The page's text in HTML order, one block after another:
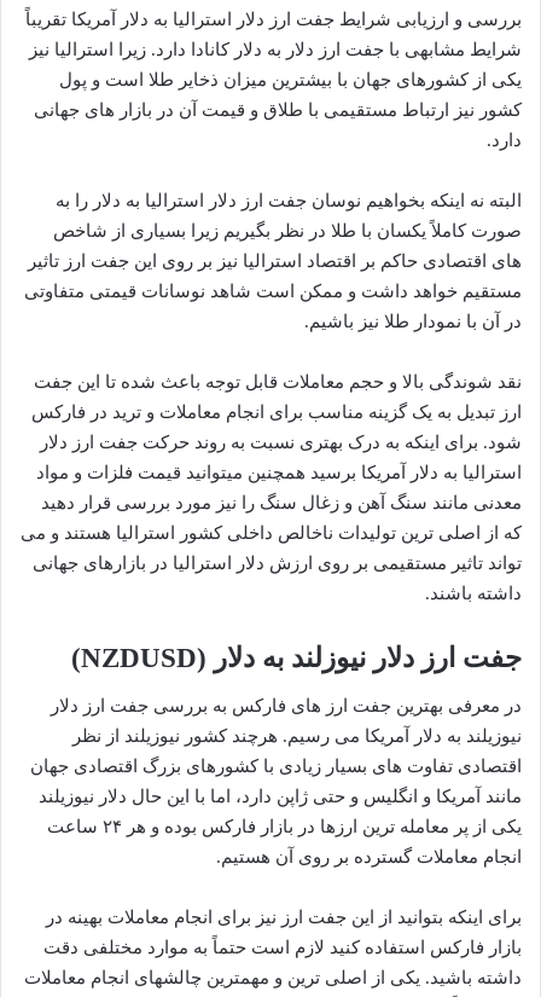
بررسی و ارزیابی شرایط جفت ارز دلار استرالیا به دلار آمریکا تقریباً
شرایط مشابهی با جفت ارز دلار به دلار کانادا دارد. زیرا استرالیا نیز
یکی از کشورهای جهان با بیشترین میزان ذخایر طلا است و پول
کشور نیز ارتباط مستقیمی با طلاق و قیمت آن در بازار های جهانی
دارد.
البته نه اینکه بخواهیم نوسان جفت ارز دلار استرالیا به دلار را به
صورت کاملاً یکسان با طلا در نظر بگیریم زیرا بسیاری از شاخص
های اقتصادی حاکم بر اقتصاد استرالیا نیز بر روی این جفت ارز تاثیر
مستقیم خواهد داشت و ممکن است شاهد نوسانات قیمتی متفاوتی
در آن با نمودار طلا نیز باشیم.
نقد شوندگی بالا و حجم معاملات قابل توجه باعث شده تا این جفت
ارز تبدیل به یک گزینه مناسب برای انجام معاملات و ترید در فارکس
شود. برای اینکه به درک بهتری نسبت به روند حرکت جفت ارز دلار
استرالیا به دلار آمریکا برسید همچنین میتوانید قیمت فلزات و مواد
معدنی مانند سنگ آهن و زغال سنگ را نیز مورد بررسی قرار دهید
که از اصلی ترین تولیدات ناخالص داخلی کشور استرالیا هستند و می
تواند تاثیر مستقیمی بر روی ارزش دلار استرالیا در بازارهای جهانی
داشته باشند.
جفت ارز دلار نیوزلند به دلار (NZDUSD)
در معرفی بهترین جفت ارز های فارکس به بررسی جفت ارز دلار
نیوزیلند به دلار آمریکا می رسیم. هرچند کشور نیوزیلند از نظر
اقتصادی تفاوت های بسیار زیادی با کشورهای بزرگ اقتصادی جهان
مانند آمریکا و انگلیس و حتی ژاپن دارد، اما با این حال دلار نیوزیلند
یکی از پر معامله ترین ارزها در بازار فارکس بوده و هر ۲۴ ساعت
انجام معاملات گسترده بر روی آن هستیم.
برای اینکه بتوانید از این جفت ارز نیز برای انجام معاملات بهینه در
بازار فارکس استفاده کنید لازم است حتماً به موارد مختلفی دقت
داشته باشید. یکی از اصلی ترین و مهمترین چالشهای انجام معاملات